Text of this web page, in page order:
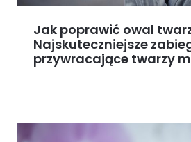
Jak poprawić owal
Najskuteczniejsze
przywracające twarzy